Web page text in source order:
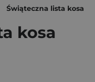
Świąteczna lista kosa
kosa